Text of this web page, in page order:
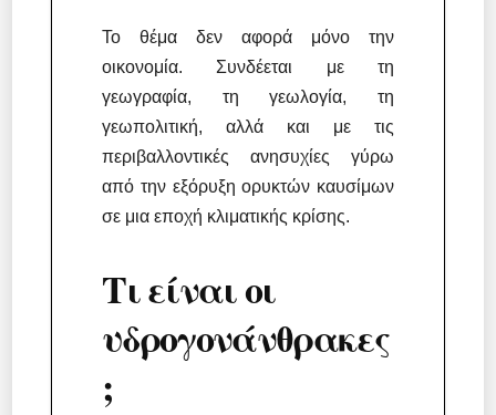
Το θέμα δεν αφορά μόνο την
οικονομία. Συνδέεται με τη
γεωγραφία, τη γεωλογία, τη
γεωπολιτική, αλλά και με τις
περιβαλλοντικές ανησυχίες γύρω
από την εξόρυξη ορυκτών καυσίμων
σε μια εποχή κλιματικής κρίσης.
Τι είναι οι
υδρογονάνθρακες
;